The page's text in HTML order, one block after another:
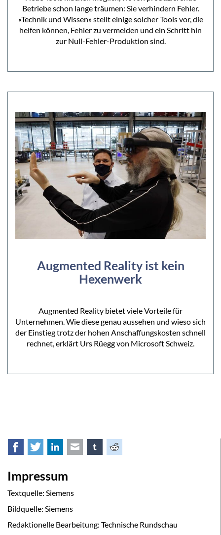
Betriebe schon lange träumen: Sie verhindern Fehler.
«Technik und Wissen» stellt einige solcher Tools vor, die
helfen können, Fehler zu vermeiden und ein Schritt hin
zur Null-Fehler-Produktion sind.
Augmented Reality ist kein
Hexenwerk
Augmented Reality bietet viele Vorteile für
Unternehmen. Wie diese genau aussehen und wieso sich
der Einstieg trotz der hohen Anschaffungskosten schnell
rechnet, erklärt Urs Rüegg von Microsoft Schweiz.
Facebook
TwitterLinkedInE-mail tumblrReddit
Impressum
Textquelle: Siemens
Bildquelle: Siemens
Redaktionelle Bearbeitung: Technische Rundschau